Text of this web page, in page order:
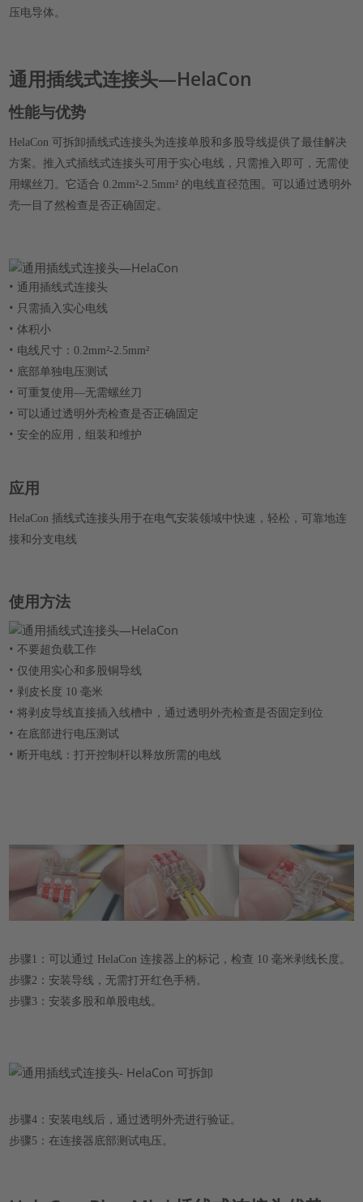
压电导体。
通用插线式连接头—HelaCon
性能与优势
HelaCon 可拆卸插线式连接头为连接单股和多股导线提供了最佳解决
方案。推入式插线式连接头可用于实心电线，只需推入即可，无需使
用螺丝刀。它适合 0.2mm²-2.5mm² 的电线直径范围。可以通过透明外
壳一目了然检查是否正确固定。
•通用插线式连接头
• 只需插入实心电线
•体积小
• 电线尺寸：0.2mm²-2.5mm²
• 底部单独电压测试
•可重复使用—无需螺丝刀
•可以通过透明外壳检查是否正确固定
•安全的应用，组装和维护
应用
HelaCon 插线式连接头用于在电气安装领域中快速，轻松，可靠地连
接和分支电线
使用方法
•不要超负载工作
•仅使用实心和多股铜导线
•剥皮长度 10 毫米
•将剥皮导线直接插入线槽中，通过透明外壳检查是否固定到位
•在底部进行电压测试
• 断开电线：打开控制杆以释放所需的电线
步骤1：可以通过 HelaCon 连接器上的标记，检查 10 毫米剥线长度。
步骤2：安装导线，无需打开红色手柄。
步骤3：安装多股和单股电线。
步骤4：安装电线后，通过透明外壳进行验证。
步骤5：在连接器底部测试电压。